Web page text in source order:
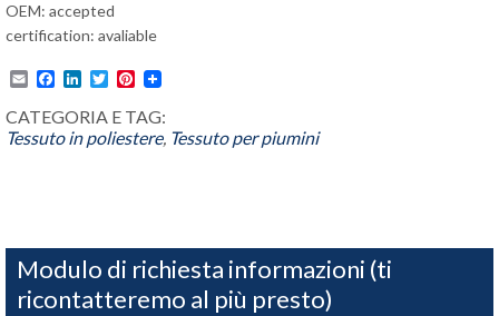
OEM: accepted
certification: avaliable
EmailFacebook
LinkedIn
TwitterPinterest
CATEGORIA E TAG:
Tessuto in poliestere, Tessuto per piumini
Modulo di richiesta informazioni (ti
ricontatteremo al più presto)